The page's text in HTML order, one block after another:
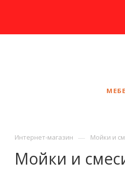
Интернет-магазин — Мойки и
Мойки и